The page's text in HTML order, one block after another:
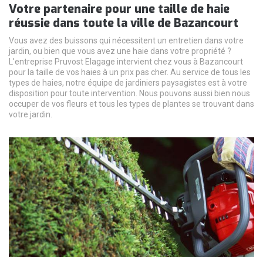
Votre partenaire pour une taille de haie
réussie dans toute la ville de Bazancourt
Vous avez des buissons qui nécessitent un entretien dans votre
jardin, ou bien que vous avez une haie dans votre propriété ?
L'entreprise Pruvost Elagage intervient chez vous à Bazancourt
pour la taille de vos haies à un prix pas cher. Au service de tous les
types de haies, notre équipe de jardiniers paysagistes est à votre
disposition pour toute intervention. Nous pouvons aussi bien nous
occuper de vos fleurs et tous les types de plantes se trouvant dans
votre jardin.